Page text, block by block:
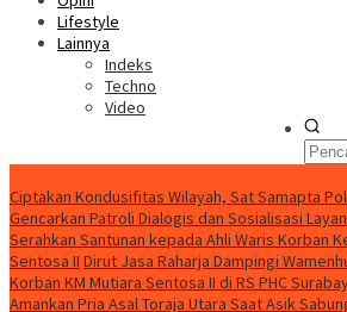
Lifestyle
Lainnya
Indeks
Techno
Video
Ciptakan Kondusifitas Wilayah, Sat Samapta
Gencarkan Patroli Dialogis dan Sosialisasi
Serahkan Santunan kepada Ahli Waris Korban
Sentosa II Dirut Jasa Raharja Dampingi
Korban KM Mutiara Sentosa II di RS PHC
Amankan Pria Asal Toraja Utara Saat Asik